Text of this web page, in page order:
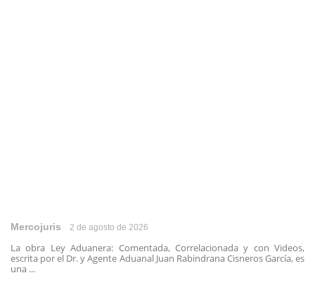
Mercojuris 2 de agosto de 2026
La obra Ley Aduanera: Comentada, Correlacionada y con Videos,
escrita por el Dr. y Agente Aduanal Juan Rabindrana Cisneros García, es
una ...